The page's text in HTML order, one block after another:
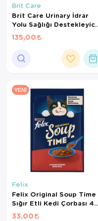
Brit Care
Brit Care Urinary İdrar
Yolu Sağlığı Destekleyici
Kedi Ödül Maması 50 Gr
135,00
YENI
Felix
Felix Original Soup Time
Sığır Etli Kedi Çorbası 48
Gr
33,00